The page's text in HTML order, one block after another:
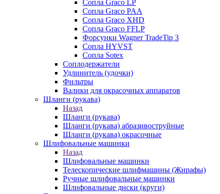
Сопла Graco LP
Сопла Graco PAA
Сопла Graco XHD
Сопла Graco FFLP
Форсунки Wagner TradeTip 3
Сопла HYVST
Сопла Sotex
Соплодержатели
Удлинитель (удочки)
Фильтры
Валики для окрасочных аппаратов
Шланги (рукава)
Назад
Шланги (рукава)
Шланги (рукава) абразивоструйные
Шланги (рукава) окрасочные
Шлифовальные машинки
Назад
Шлифовальные машинки
Телескопические шлифмашины (Жирафы)
Ручные шлифовальные машинки
Шлифовальные диски (круги)